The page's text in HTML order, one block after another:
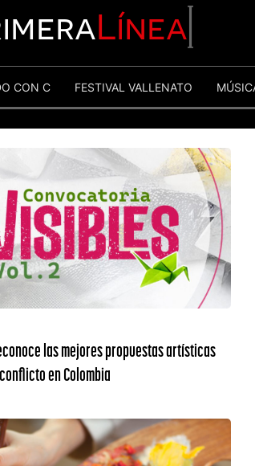
Línea
CON C FESTIVAL VALLENATO
las mejores propuestas artísticas
en Colombia